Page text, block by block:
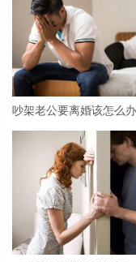
吵架老公要离婚该怎么